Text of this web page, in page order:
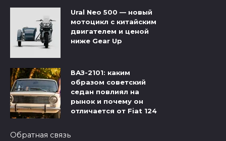
Ural Neo 500 — новый
мотоцикл с китайским
двигателем и ценой
ниже Gear Up
ВАЗ-2101: каким
образом советский
седан повлиял на
рынок и почему он
отличается от Fiat 124
Обратная связь